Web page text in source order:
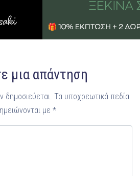
μια απάντηση
δημοσιεύεται. Τα υποχρεωτικά πεδία
με *